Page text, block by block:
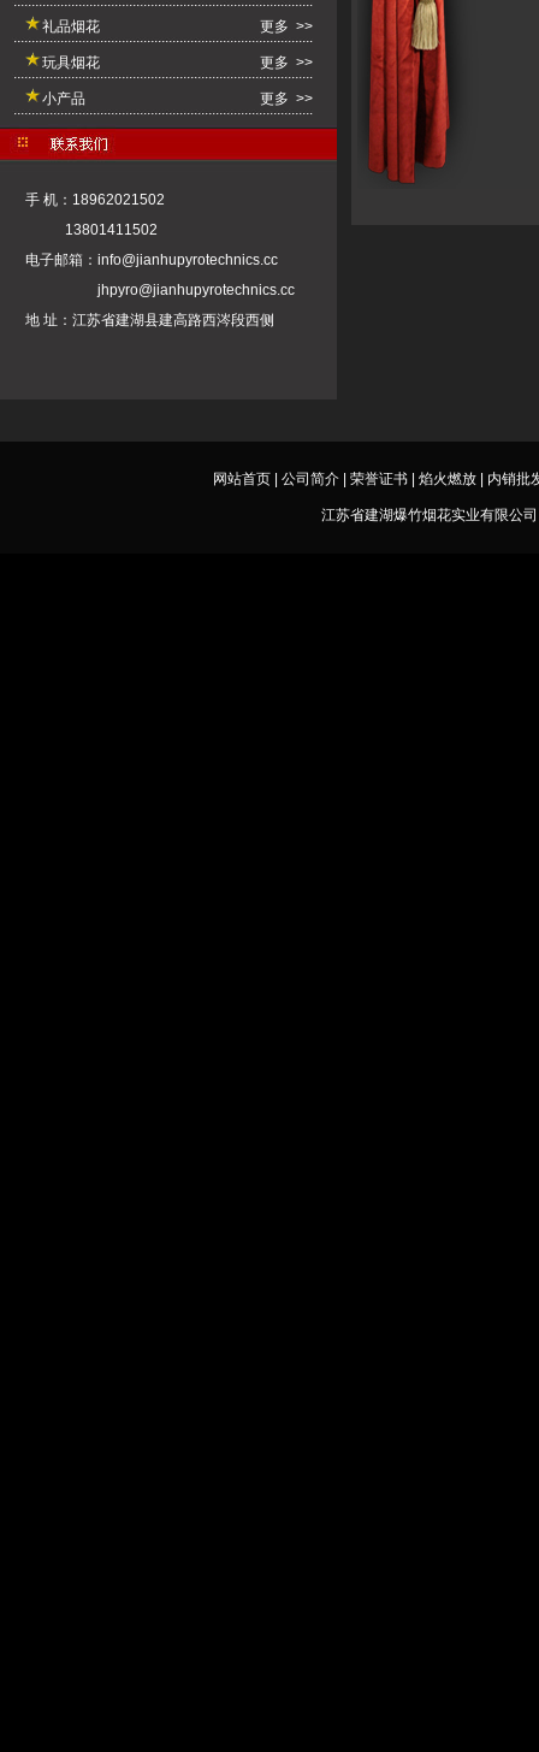
更多 >>
礼品烟花
更多 >>
玩具烟花
更多 >>
小产品
手 机：18962021502
13801411502
电子邮箱： info@jianhupyrotechnics.cc
jhpyro@jianhupyrotechnics.cc
地 址：江苏省建湖县建高路西涔段西侧
网站首页 公司简介 荣誉证书 焰火燃放 内销批
江苏省建湖爆竹烟花实业有限公司